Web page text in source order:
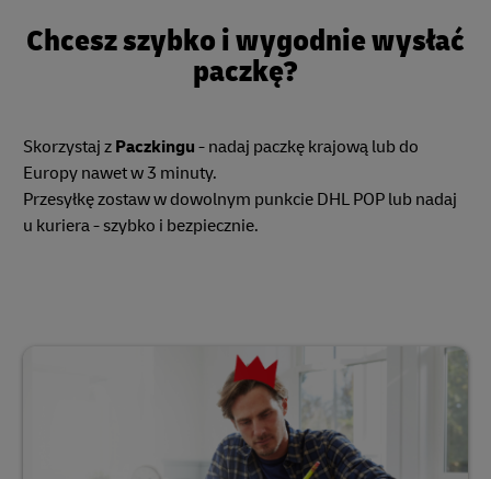
Chcesz szybko i wygodnie wysłać
paczkę?
Skorzystaj z Paczkingu - nadaj paczkę krajową lub do
Europy nawet w 3 minuty.
Przesyłkę zostaw w dowolnym punkcie DHL POP lub nadaj
u kuriera - szybko i bezpiecznie.